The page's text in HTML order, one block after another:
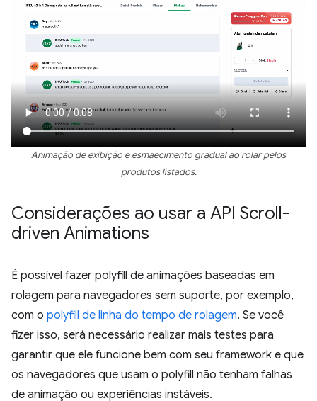
Animação de exibição e esmaecimento gradual ao rolar pelos
produtos listados.
Considerações ao usar a API Scroll-
driven Animations
É possível fazer polyfill de animações baseadas em
rolagem para navegadores sem suporte, por exemplo,
com o polyfill de linha do tempo de rolagem. Se você
fizer isso, será necessário realizar mais testes para
garantir que ele funcione bem com seu framework e que
os navegadores que usam o polyfill não tenham falhas
de animação ou experiências instáveis.